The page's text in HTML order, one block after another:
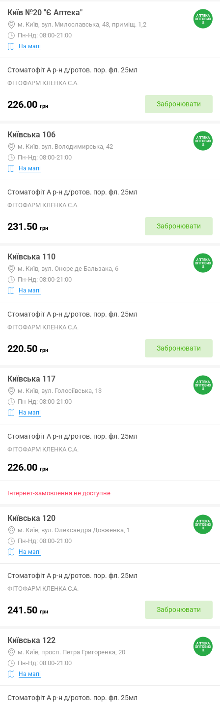
Київ №20 "Є Аптека"
м. Київ, вул. Милославська, 43, приміщ. 1,2
Пн-Нд: 08:00-21:00
На мапі
Стоматофіт А р-н д/ротов. пор. фл. 25мл
ФІТОФАРМ КЛЕНКА С.А.
226.00 грн Забронювати
Київська 106
м. Київ. вул. Володимирська, 42
Пн-Нд: 08:00-21:00
На мапі
Стоматофіт А р-н д/ротов. пор. фл. 25мл
ФІТОФАРМ КЛЕНКА С.А.
231.50 грн Забронювати
Київська 110
м. Київ, вул. Оноре де Бальзака, 6
Пн-Нд: 08:00-21:00
На мапі
Стоматофіт А р-н д/ротов. пор. фл. 25мл
ФІТОФАРМ КЛЕНКА С.А.
220.50 грн Забронювати
Київська 117
м. Київ, вул. Голосіївська, 13
Пн-Нд: 08:00-21:00
На мапі
Стоматофіт А р-н д/ротов. пор. фл. 25мл
ФІТОФАРМ КЛЕНКА С.А.
226.00 грн
Інтернет-замовлення не доступне
Київська 120
м. Київ, вул. Олександра Довженка, 1
Пн-Нд: 08:00-21:00
На мапі
Стоматофіт А р-н д/ротов. пор. фл. 25мл
ФІТОФАРМ КЛЕНКА С.А.
241.50 грн Забронювати
Київська 122
м. Київ, просп. Петра Григоренка, 20
Пн-Нд: 08:00-21:00
На мапі
Стоматофіт А р-н д/ротов. пор. фл. 25мл